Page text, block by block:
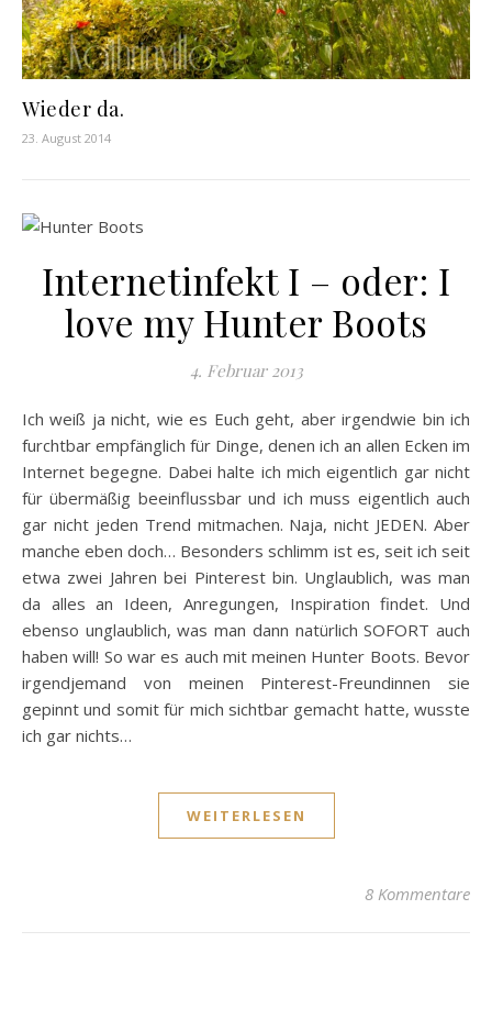
Wieder da.
23. August 2014
Internetinfekt I – oder: I
love my Hunter Boots
4. Februar 2013
Ich weiß ja nicht, wie es Euch geht, aber irgendwie bin ich
furchtbar empfänglich für Dinge, denen ich an allen Ecken im
Internet begegne. Dabei halte ich mich eigentlich gar nicht
für übermäßig beeinflussbar und ich muss eigentlich auch
gar nicht jeden Trend mitmachen. Naja, nicht JEDEN. Aber
manche eben doch… Besonders schlimm ist es, seit ich seit
etwa zwei Jahren bei Pinterest bin. Unglaublich, was man
da alles an Ideen, Anregungen, Inspiration findet. Und
ebenso unglaublich, was man dann natürlich SOFORT auch
haben will! So war es auch mit meinen Hunter Boots. Bevor
irgendjemand von meinen Pinterest-Freundinnen sie
gepinnt und somit für mich sichtbar gemacht hatte, wusste
ich gar nichts…
WEITERLESEN
8 Kommentare